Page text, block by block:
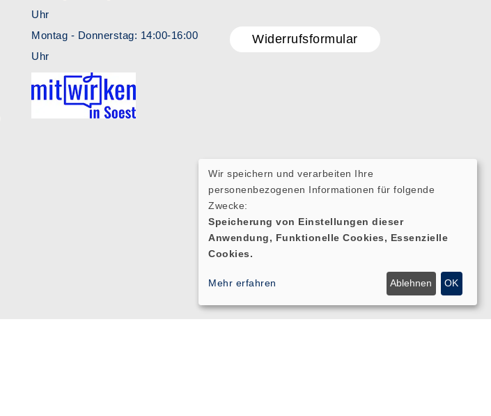
Uhr
Montag - Donnerstag: 14:00-16:00
Uhr
Widerrufsformular
Wir speichern und verarbeiten Ihre
personenbezogenen Informationen für folgende
Zwecke:
Speicherung von Einstellungen dieser
Anwendung, Funktionelle Cookies, Essenzielle
Cookies.
Mehr erfahren Ablehnen OK